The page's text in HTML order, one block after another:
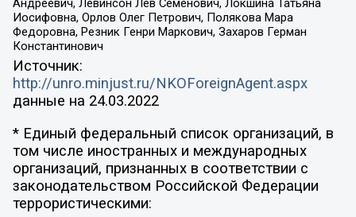
Андреевич, Левинсон Лев Семенович, Локшина Татьяна
Иосифовна, Орлов Олег Петрович, Полякова Мара
Федоровна, Резник Генри Маркович, Захаров Герман
Константинович
Источник:
http://unro.minjust.ru/NKOForeignAgent.aspx
данные на 24.03.2022
* Единый федеральный список организаций, в
том числе иностранных и международных
организаций, признанных в соответствии с
законодательством Российской Федерации
террористическими: